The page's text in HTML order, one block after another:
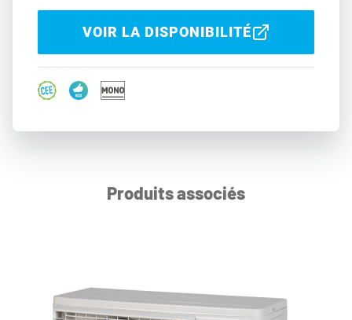
VOIR LA DISPONIBILITÉ
Produits associés